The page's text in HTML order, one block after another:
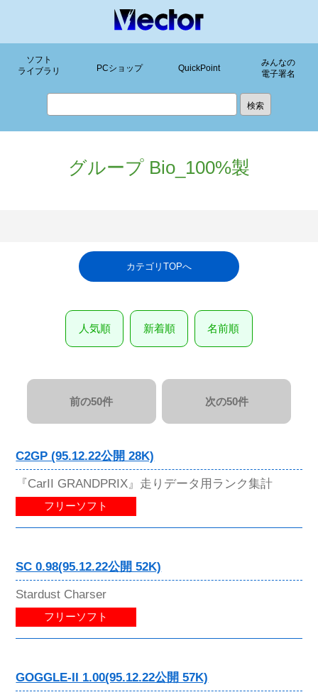
ソフト
ライブラリ
PCショップ QuickPoint
みんなの
電子署名
グループ Bio_100%製
カテゴリTOPへ
人気順 新着順 名前順
前の50件 次の50件
C2GP (95.12.22公開 28K)
『CarII GRANDPRIX』走りデータ用ランク集計
フリーソフト
SC 0.98(95.12.22公開 52K)
Stardust Charser
フリーソフト
GOGGLE-II 1.00(95.12.22公開 57K)